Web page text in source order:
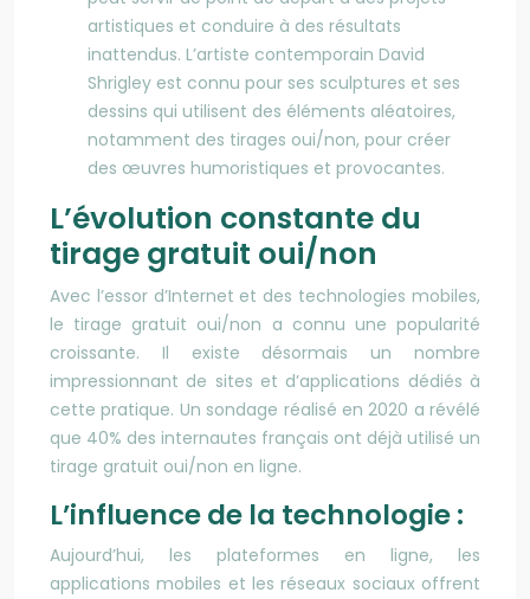
artistiques et conduire à des résultats
inattendus. L’artiste contemporain David
Shrigley est connu pour ses sculptures et ses
dessins qui utilisent des éléments aléatoires,
notamment des tirages oui/non, pour créer
des œuvres humoristiques et provocantes.
L’évolution constante du
tirage gratuit oui/non
Avec l’essor d’Internet et des technologies mobiles,
le tirage gratuit oui/non a connu une popularité
croissante. Il existe désormais un nombre
impressionnant de sites et d’applications dédiés à
cette pratique. Un sondage réalisé en 2020 a révélé
que 40% des internautes français ont déjà utilisé un
tirage gratuit oui/non en ligne.
L’influence de la technologie :
Aujourd’hui, les plateformes en ligne, les
applications mobiles et les réseaux sociaux offrent